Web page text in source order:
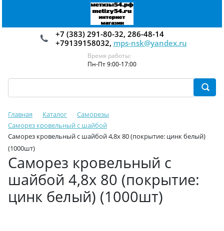
+7 (383) 291-80-32, 286-48-14
+79139158032, mps-nsk@yandex.ru
Время работы:
Пн-Пт 9:00-17:00
Главная Каталог
Саморезы
Саморез кровельный с шайбой
Саморез кровельный с шайбой 4,8х 80 (покрытие: цинк белый)
(1000шт)
Саморез кровельный с
шайбой 4,8х 80 (покрытие:
цинк белый) (1000шт)